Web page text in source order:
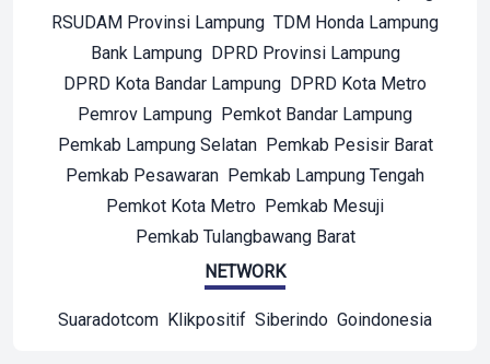
RSUDAM Provinsi Lampung TDM Honda Lampung
Bank Lampung DPRD Provinsi Lampung
DPRD Kota Bandar Lampung DPRD Kota Metro
Pemrov Lampung Pemkot Bandar Lampung
Pemkab Lampung Selatan Pemkab Pesisir Barat
Pemkab Pesawaran Pemkab Lampung Tengah
Pemkot Kota Metro Pemkab Mesuji
Pemkab Tulangbawang Barat
NETWORK
Suaradotcom Klikpositif Siberindo Goindonesia